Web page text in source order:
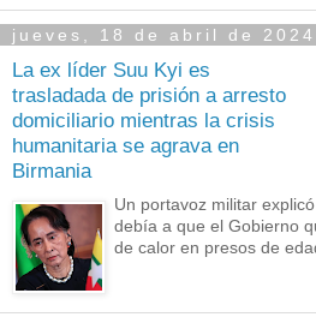
jueves, 18 de abril de 2024
La ex líder Suu Kyi es
trasladada de prisión a arresto
domiciliario mientras la crisis
humanitaria se agrava en
Birmania
Un portavoz militar
debía a que el Gobierno
de calor en presos de